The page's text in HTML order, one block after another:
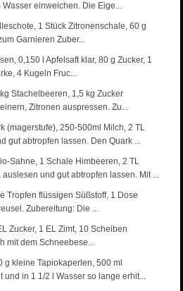
einweichen. Die Eige...
1 Stück Zitronenschale, 60 g
Garnieren Zuber...
0,150 l Apfelsaft klar, 80 g Zucker, 1
4 Kugeln Fruc...
Stachelbeeren, 1,5 kg Zucker
Zitronen auspressen. Zu...
(magerstufe), 250-500ml Milch, 2 TL
gut abtropfen lassen. Den Quark ...
Sahne, 1 Schale Himbeeren, 2 TL
und gut abtropfen lassen. Mit ...
Tropfen flüssigen Süßstoff, 1 Dose
Zubereitung: Die ...
Zucker, 1 EL Zimt, 10 Scheiben
mit dem Schneebese...
kleine Tapiokaperlen, 500 ml
in 1 1/2 l Wasser so lange erhit...